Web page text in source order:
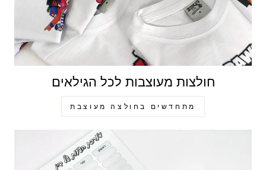
חולצות מעוצבות לכל הגילאים
מתחדשים בחולצה מעוצבת